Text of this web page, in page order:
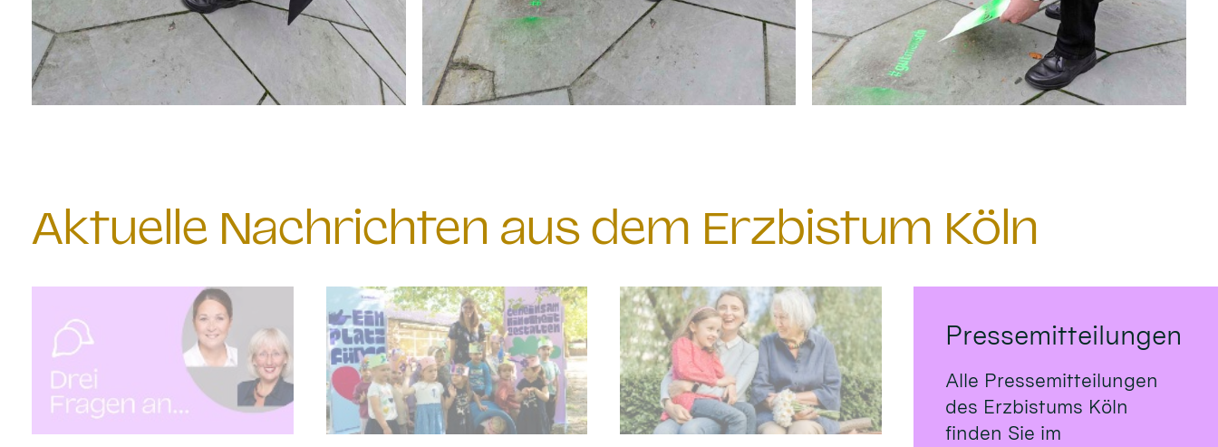
Aktuelle Nachrichten aus dem Erzbistum Köln
Pressemitteilungen
Alle Pressemitteilungen
des Erzbistums Köln
finden Sie im